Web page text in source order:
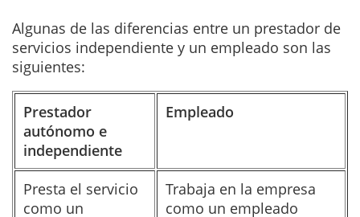
Algunas de las diferencias entre un prestador de
servicios independiente y un empleado son las
siguientes:
Prestador
autónomo e
independiente
Empleado
Presta el servicio
como un
Trabaja en la empresa
como un empleado